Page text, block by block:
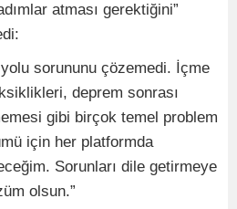
atması gerektiğini”
sorununu çözemedi. İçme
deprem sonrası
gibi birçok temel problem
için her platformda
Sorunları dile getirmeye
olsun.”